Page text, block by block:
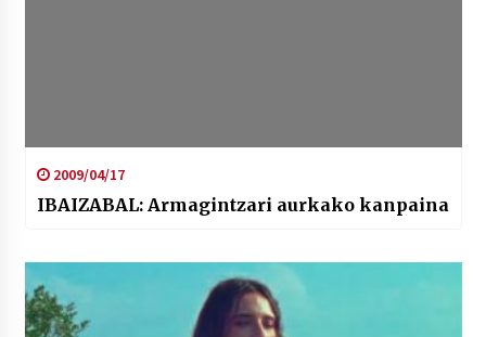
2009/04/17
IBAIZABAL: Armagintzari aurkako kanpaina